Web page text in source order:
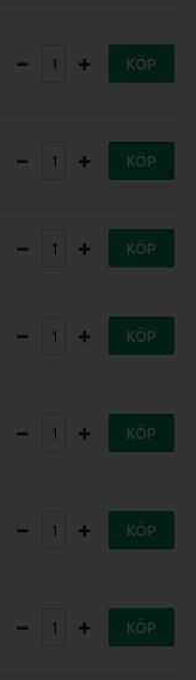
KÖP
KÖP
KÖP
KÖP
KÖP
KÖP
KÖP